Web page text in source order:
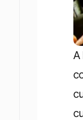
A